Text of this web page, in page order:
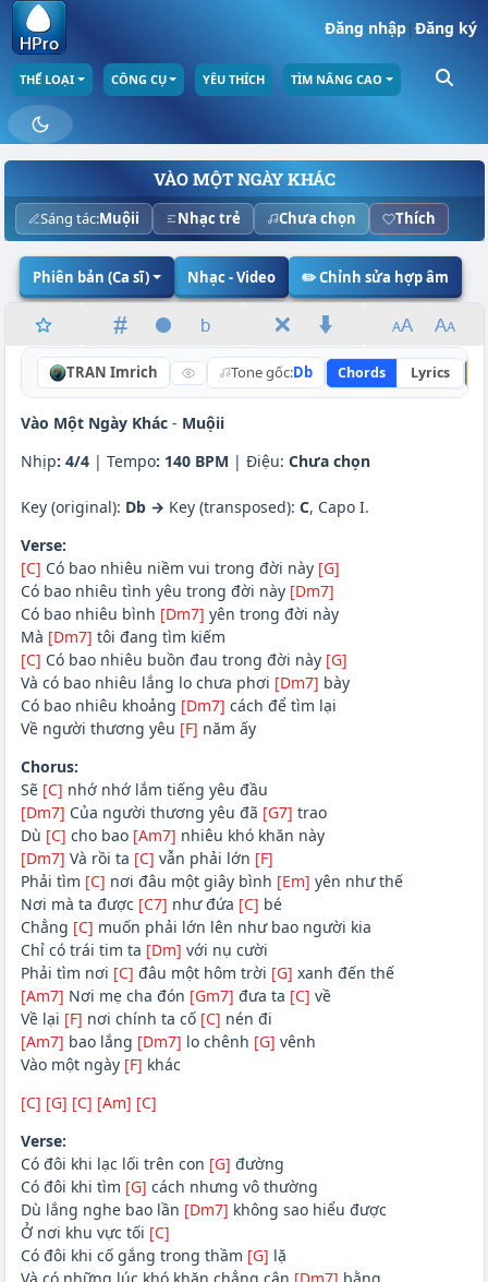
Đăng nhập|Đăng ký
THỂ LOẠI CÔNG CỤ YÊU THÍCH TÌM NÂNG CAO
VÀO MỘT NGÀY KHÁC
Sáng tác:Muộii Nhạc trẻ Chưa chọn Thích
Phiên bản (Ca sĩ) Nhạc - Video ✏️ Chỉnh sửa hợp âm
TRAN Imrich Tone gốc:Db Chords Lyrics
Vào Một Ngày Khác- Muộii
Nhịp: 4/4| Tempo: 140 BPM | Điệu: Chưa chọn
Key (original): Db → Key (transposed): C, Capo I.
Verse:
[C] Có bao nhiêu niềm vui trong đời này [G]
Có bao nhiêu tình yêu trong đời này [Dm7]
Có bao nhiêu bình [Dm7] yên trong đời này
Mà [Dm7] tôi đang tìm kiếm
[C] Có bao nhiêu buồn đau trong đời này [G]
Và có bao nhiêu lắng lo chưa phơi [Dm7] bày
Có bao nhiêu khoảng [Dm7] cách để tìm lại
Về người thương yêu [F] năm ấy
Chorus:
Sẽ [C] nhớ nhớ lắm tiếng yêu đầu
[Dm7] Của người thương yêu đã [G7] trao
Dù [C] cho bao [Am7] nhiêu khó khăn này
[Dm7] Và rồi ta [C] vẫn phải lớn [F]
Phải tìm [C] nơi đâu một giây bình [Em] yên như thế
Nơi mà ta được [C7] như đứa [C] bé
Chẳng [C] muốn phải lớn lên như bao người kia
Chỉ có trái tim ta [Dm] với nụ cười
Phải tìm nơi [C] đâu một hôm trời [G] xanh đến thế
[Am7] Nơi mẹ cha đón [Gm7] đưa ta [C] về
Về lại [F] nơi chính ta cố [C] nén đi
[Am7] bao lắng [Dm7] lo chênh [G] vênh
Vào một ngày [F] khác
[C] [G] [C] [Am] [C]
Verse:
Có đôi khi lạc lối trên con [G] đường
Có đôi khi tìm [G] cách nhưng vô thường
Dù lắng nghe bao lần [Dm7] không sao hiểu được
Ở nơi khu vực tối [C]
Có đôi khi cố gắng trong thầm [G] lặ